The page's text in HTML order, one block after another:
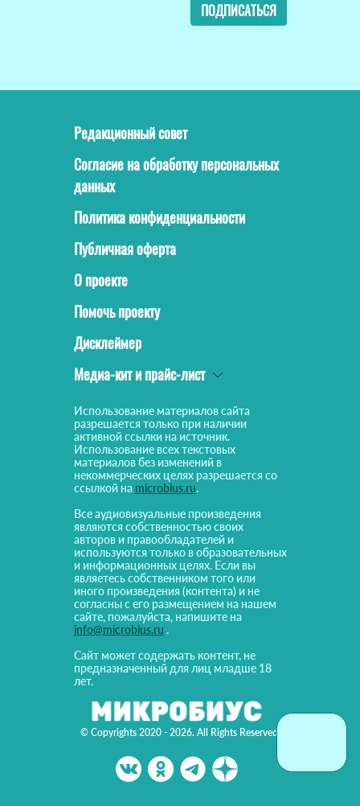
ПОДПИСАТЬСЯ
© Copyrights 2020 - 2026. All Rights Reserved!
Редакционный совет
Согласие на обработку персональных
данных
Политика конфиденциальности
Публичная оферта
О проекте
Помочь проекту
Дисклеймер
Медиа-кит и прайс-лист
Использование материалов сайта
разрешается только при наличии
активной ссылки на источник.
Использование всех текстовых
материалов без изменений в
некоммерческих целях разрешается со
ссылкой на microbius.ru.
Все аудиовизуальные произведения
являются собственностью своих
авторов и правообладателей и
используются только в образовательных
и информационных целях. Если вы
являетесь собственником того или
иного произведения (контента) и не
согласны с его размещением на нашем
сайте, пожалуйста, напишите на
info@microbius.ru .
Сайт может содержать контент, не
предназначенный для лиц младше 18
лет.